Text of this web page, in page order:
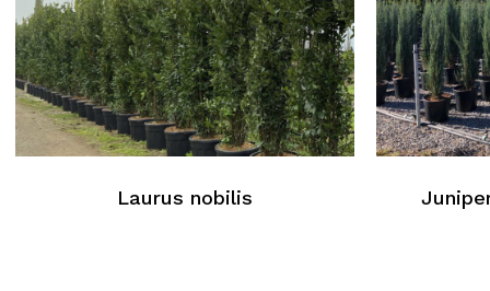
Laurus nobilis